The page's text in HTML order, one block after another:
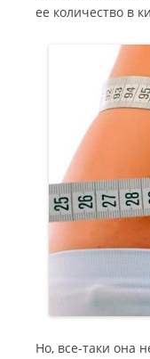
ее количество в
Но, все-таки она